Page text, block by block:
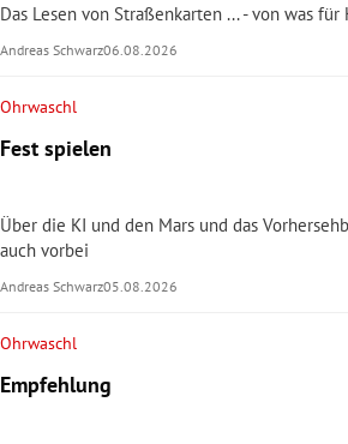
Das Lesen von Straßenkarten ... - von was für
Andreas Schwarz06.08.2026
Ohrwaschl
Fest spielen
Über die KI und den Mars und das
auch vorbei
Andreas Schwarz05.08.2026
Ohrwaschl
Empfehlung